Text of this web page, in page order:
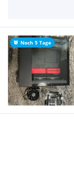
Noch 5 Tage